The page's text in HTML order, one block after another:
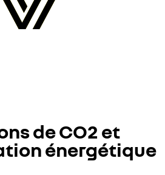
de CO2 et
énergétique